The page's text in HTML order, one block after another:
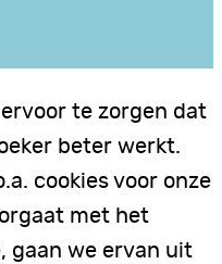
te zorgen dat
beter werkt.
cookies voor onze
met het
gaan we ervan uit